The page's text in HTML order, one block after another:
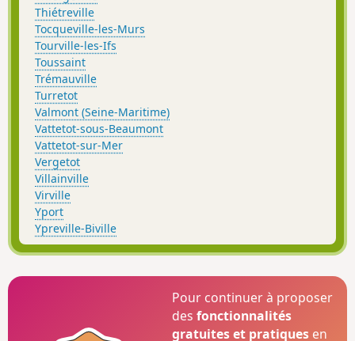
Thiétreville
Tocqueville-les-Murs
Tourville-les-Ifs
Toussaint
Trémauville
Turretot
Valmont (Seine-Maritime)
Vattetot-sous-Beaumont
Vattetot-sur-Mer
Vergetot
Villainville
Virville
Yport
Ypreville-Biville
Pour continuer à proposer
desfonctionnalités
gratuites et pratiques en